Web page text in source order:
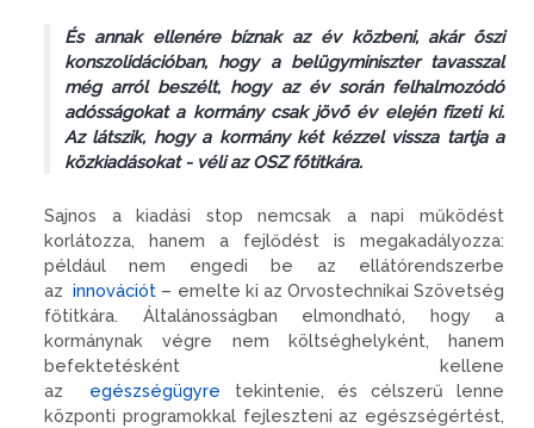
És annak ellenére bíznak az év közbeni, akár őszi
konszolidációban, hogy a belügyminiszter tavasszal
még arról beszélt, hogy az év során felhalmozódó
adósságokat a kormány csak jövő év elején fizeti ki.
Az látszik, hogy a kormány két kézzel vissza tartja a
közkiadásokat - véli az OSZ főtitkára.
Sajnos a kiadási stop nemcsak a napi működést
korlátozza, hanem a fejlődést is megakadályozza:
például nem engedi be az ellátórendszerbe
az innovációt – emelte ki az Orvostechnikai Szövetség
főtitkára. Általánosságban elmondható, hogy a
kormánynak végre nem költséghelyként, hanem
befektetésként kellene
az
egészségügyre tekintenie, és célszerű lenne
központi programokkal fejleszteni az egészségértést,